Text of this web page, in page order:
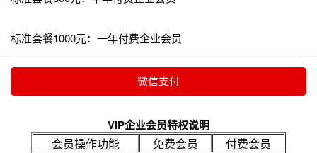
标准套餐1000元：一年付费企业会员
VIP企业会员特权说明
会员操作功能 免费会员
付费会员